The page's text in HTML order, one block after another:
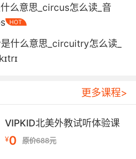
of stones defined the
时的墓地群
变为 一个复杂的运动
craters, yet most of them
么意思_circus怎么读_音
HOT
什么意思_circuitry怎么读_
更多课程>
VIPKID北美外教试听体验课
¥0 原价688元